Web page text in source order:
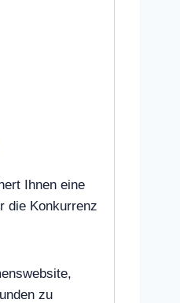
Ihnen eine
die Konkurrenz
zu